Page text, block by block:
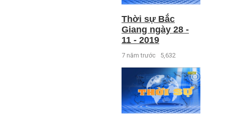
Thời sự Bắc
Giang ngày 28 -
11 - 2019
7 năm trước 5,632